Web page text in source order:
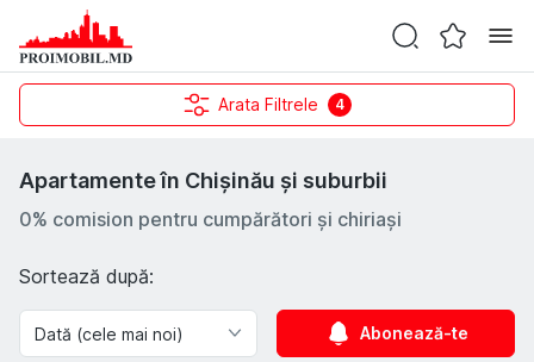
Arata Filtrele 4
Apartamente în Chișinău și suburbii
0% comision pentru cumpărători și chiriași
Sortează după:
Abonează-te